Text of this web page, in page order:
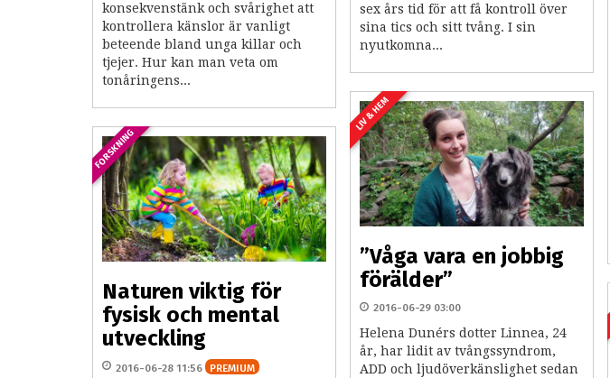
sex års tid för att få kontroll över
sina tics och sitt tvång. I sin
nyutkomna...
konsekvenstänk och svårighet att
kontrollera känslor är vanligt
beteende bland unga killar och
tjejer. Hur kan man veta om
tonåringens...
LIV & HEM
”Våga vara en jobbig
förälder”
2016-06-29 03:00
Helena Dunérs dotter Linnea, 24
år, har lidit av tvångssyndrom,
ADD och ljudöverkänslighet sedan
FORSKNING
Naturen viktig för
fysisk och mental
utveckling
2016-06-28 11:56 PREMIUM